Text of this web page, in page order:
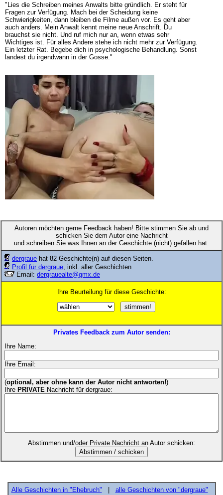
"Lies die Schreiben meines Anwalts bitte gründlich. Er steht für
Fragen zur Verfügung. Mach bei der Scheidung keine
Schwierigkeiten, dann bleiben die Filme außen vor. Es geht aber
auch anders. Mein Anwalt kennt meine neue Anschrift. Du
brauchst sie nicht. Und ruf mich nur an, wenn etwas sehr
Wichtiges ist. Für alles Andere stehe ich nicht mehr zur Verfügung.
Ein letzter Rat. Begebe dich in psychologische Behandlung. Sonst
landest du irgendwann in der Gosse."
Autoren möchten gerne Feedback haben! Bitte stimmen Sie ab und
schicken Sie dem Autor eine Nachricht
und schreiben Sie was Ihnen an der Geschichte (nicht) gefallen hat.
dergraue hat 82 Geschichte(n) auf diesen Seiten.
Profil für dergraue , inkl. aller Geschichten
Email: dergrauealte@gmx.de
Ihre Beurteilung für diese Geschichte:
Privates Feedback zum Autor senden:
Ihre Name:
Ihre Email:
(optional, aber ohne kann der Autor nicht antworten!)
Ihre PRIVATE Nachricht für dergraue:
Abstimmen und/oder Private Nachricht an Autor schicken:
Alle Geschichten in "Ehebruch" alle Geschichten von "dergraue"